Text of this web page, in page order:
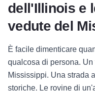
dell'Illinois e
vedute del
È facile dimenticare
qualcosa di persona.
Mississippi. Una strada
storiche. Le rovine di